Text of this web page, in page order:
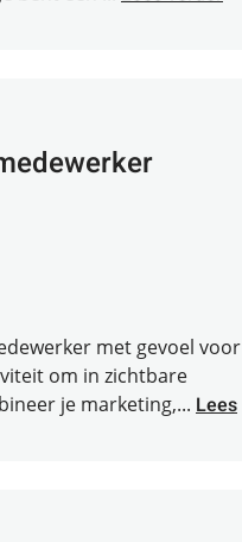
met gevoel voor
om in zichtbare
je marketing,... Lees